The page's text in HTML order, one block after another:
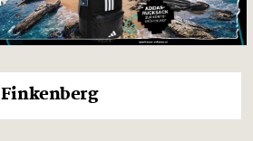
Finkenberg